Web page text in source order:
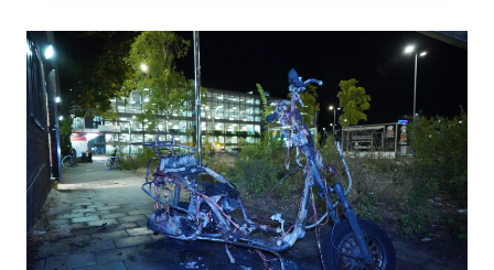
WONING
TIJDENS
WERKZAAMHEDEN
AAN
LIEVEN
DE
KEYSTRAAT
IN
ROTTERDAM